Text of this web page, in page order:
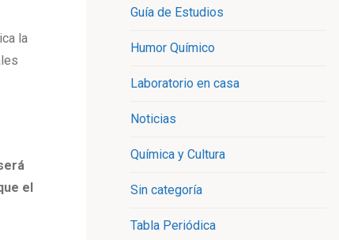
la
el
Guía de Estudios
Humor Químico
Laboratorio en casa
Noticias
Química y Cultura
Sin categoría
Tabla Periódica